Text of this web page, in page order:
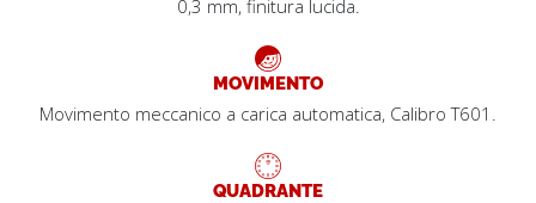
0,3 mm, finitura lucida.
MOVIMENTO
Movimento meccanico a carica automatica, Calibro T601.
QUADRANTE